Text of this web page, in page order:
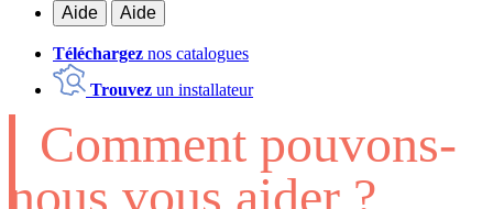
Aide
Aide
Téléchargez nos catalogues
Trouvez un installateur
Comment pouvons-
nous vous aider ?